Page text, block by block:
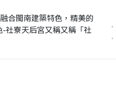
合閩南建築特色，精美的
社寮天后宮又稱又稱「社